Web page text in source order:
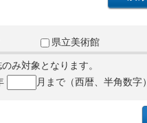
県立美術館
み対象となります。
月まで（西暦、半角数字）